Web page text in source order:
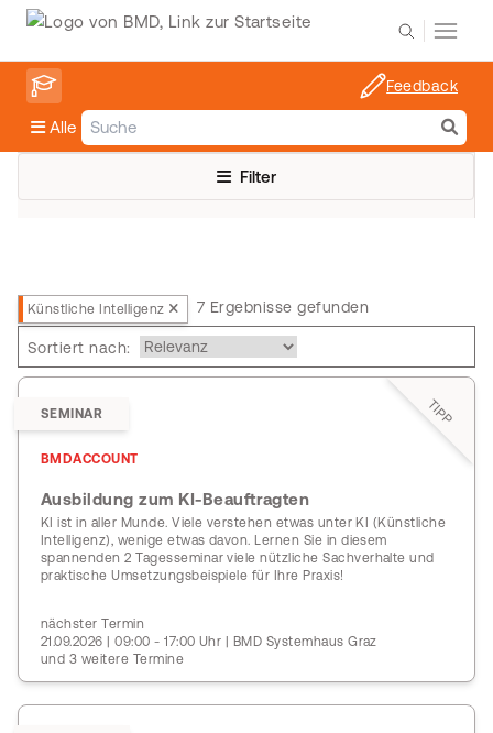
Alle
Feedback
Filter
Künstliche Intelligenz 7 Ergebnisse gefunden
Sortiert nach:
TIPP
SEMINAR
BMDACCOUNT
Ausbildung zum KI-Beauftragten
KI ist in aller Munde. Viele verstehen etwas unter KI (Künstliche
Intelligenz), wenige etwas davon. Lernen Sie in diesem
spannenden 2 Tagesseminar viele nützliche Sachverhalte und
praktische Umsetzungsbeispiele für Ihre Praxis!
nächster Termin
21.09.2026 | 09:00 - 17:00 Uhr | BMD Systemhaus Graz
und 3 weitere Termine